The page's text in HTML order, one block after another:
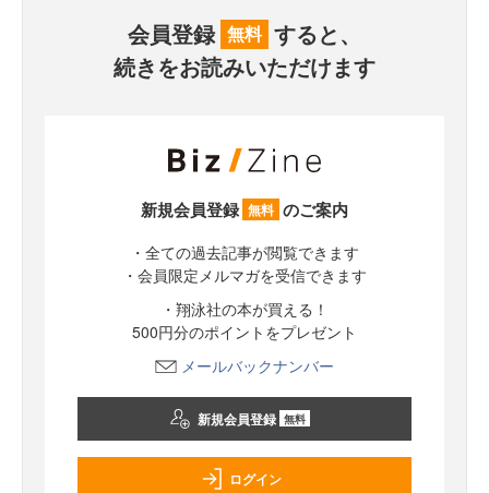
会員登録 無料 すると、
続きをお読みいただけます
新規会員登録 無料 のご案内
・全ての過去記事が閲覧できます
・会員限定メルマガを受信できます
・翔泳社の本が買える！
500円分のポイントをプレゼント
メールバックナンバー
新規会員登録 無料
ログイン